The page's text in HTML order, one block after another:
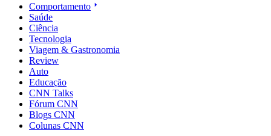
Comportamento
Saúde
Ciência
Tecnologia
Viagem & Gastronomia
Review
Auto
Educação
CNN Talks
Fórum CNN
Blogs CNN
Colunas CNN